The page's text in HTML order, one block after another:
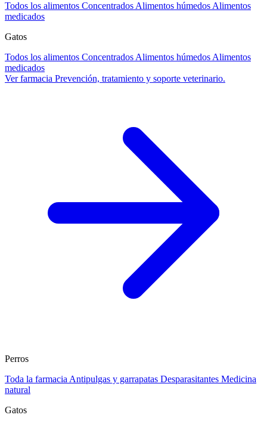
Todos los alimentos Concentrados Alimentos húmedos Alimentos
medicados
Gatos
Todos los alimentos Concentrados Alimentos húmedos Alimentos
medicados
Ver farmacia Prevención, tratamiento y soporte veterinario.
Perros
Toda la farmacia Antipulgas y garrapatas Desparasitantes Medicina
natural
Gatos